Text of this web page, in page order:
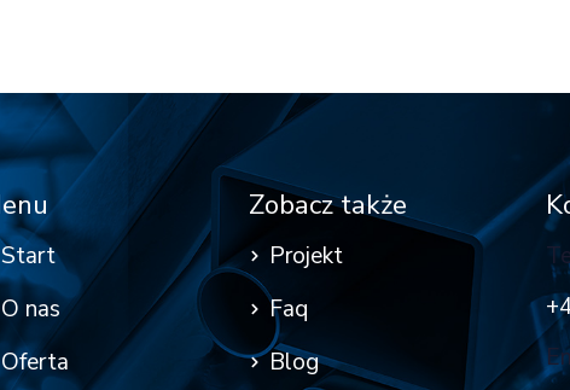
Start
O nas
Oferta
Zobacz także
Projekt
Faq
Blog